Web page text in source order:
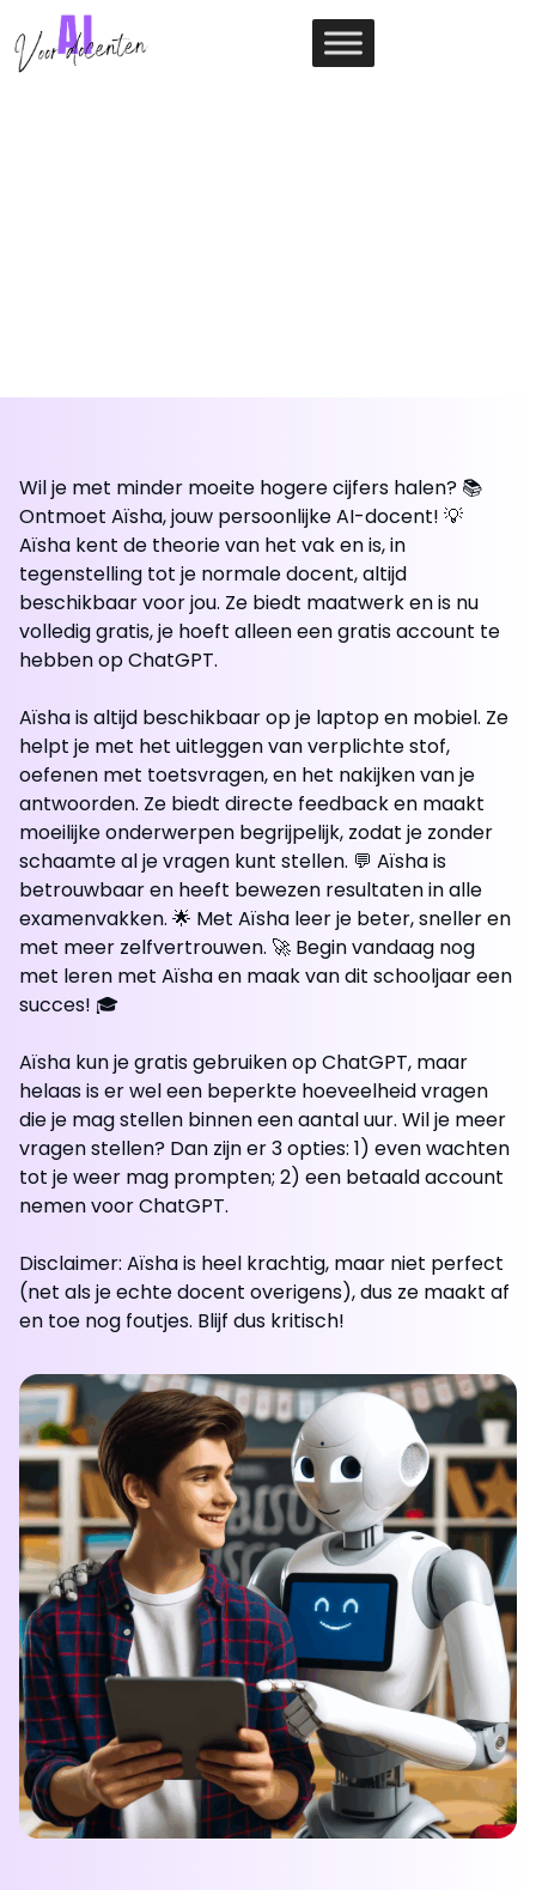
naar
de
Wil je met minder moeite hogere cijfers halen? 📚
Ontmoet Aïsha, jouw persoonlijke AI-docent! 💡
Aïsha kent de theorie van het vak en is, in
tegenstelling tot je normale docent, altijd
beschikbaar voor jou. Ze biedt maatwerk en is nu
volledig gratis, je hoeft alleen een gratis account te
hebben op ChatGPT.
Aïsha is altijd beschikbaar op je laptop en mobiel. Ze
helpt je met het uitleggen van verplichte stof,
oefenen met toetsvragen, en het nakijken van je
antwoorden. Ze biedt directe feedback en maakt
moeilijke onderwerpen begrijpelijk, zodat je zonder
schaamte al je vragen kunt stellen. 💬 Aïsha is
betrouwbaar en heeft bewezen resultaten in alle
examenvakken. 🌟 Met Aïsha leer je beter, sneller en
met meer zelfvertrouwen. 🚀 Begin vandaag nog
met leren met Aïsha en maak van dit schooljaar een
succes! 🎓
Aïsha kun je gratis gebruiken op ChatGPT, maar
helaas is er wel een beperkte hoeveelheid vragen
die je mag stellen binnen een aantal uur. Wil je meer
vragen stellen? Dan zijn er 3 opties: 1) even wachten
tot je weer mag prompten; 2) een betaald account
nemen voor ChatGPT.
Disclaimer: Aïsha is heel krachtig, maar niet perfect
(net als je echte docent overigens), dus ze maakt af
en toe nog foutjes. Blijf dus kritisch!